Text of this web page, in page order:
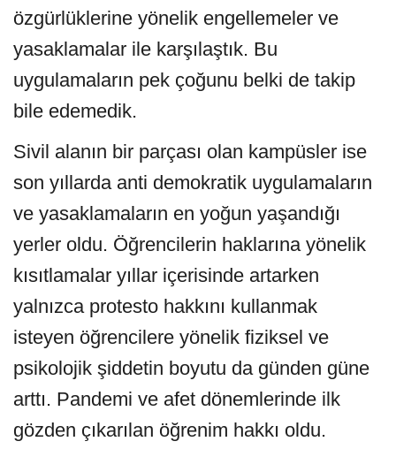
özgürlüklerine yönelik engellemeler ve
yasaklamalar ile karşılaştık. Bu
uygulamaların pek çoğunu belki de takip
bile edemedik.
Sivil alanın bir parçası olan kampüsler ise
son yıllarda anti demokratik uygulamaların
ve yasaklamaların en yoğun yaşandığı
yerler oldu. Öğrencilerin haklarına yönelik
kısıtlamalar yıllar içerisinde artarken
yalnızca protesto hakkını kullanmak
isteyen öğrencilere yönelik fiziksel ve
psikolojik şiddetin boyutu da günden güne
arttı. Pandemi ve afet dönemlerinde ilk
gözden çıkarılan öğrenim hakkı oldu.